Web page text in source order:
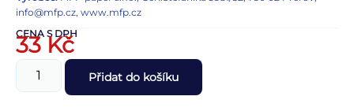
info@mfp.cz, www.mfp.cz
CENA S DPH
33Kč
Přidat do košíku